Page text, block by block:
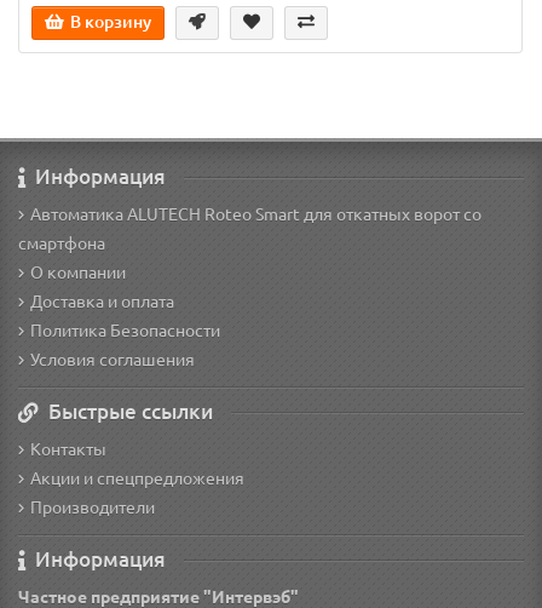
В корзину
Информация
Автоматика ALUTECH Roteo Smart для откатных ворот со
смартфона
О компании
Доставка и оплата
Политика Безопасности
Условия соглашения
Быстрые ссылки
Контакты
Акции и спецпредложения
Производители
Информация
Частное предприятие "Интервэб"